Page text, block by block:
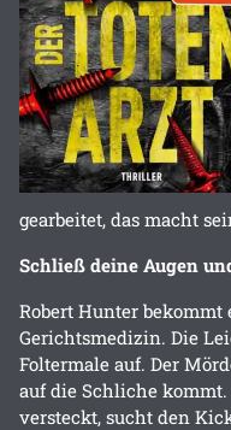
gearbeitet, das macht
Schließ deine Augen
Robert Hunter bekommt
Gerichtsmedizin. Die
Foltermale auf. Der
auf die Schliche
versteckt, sucht den